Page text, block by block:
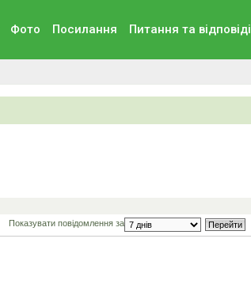
Фото Посилання Питання та вiдповiдi
Показувати повідомлення за